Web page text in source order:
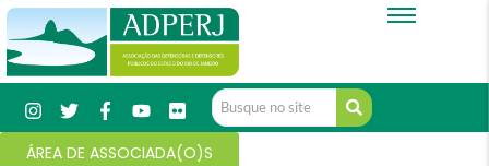
ÁREA DE ASSOCIADA(O)S